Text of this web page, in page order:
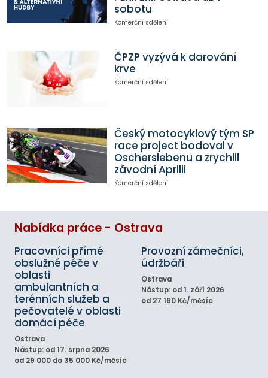
sobotu
Komerční sdělení
ČPZP vyzývá k darování
krve
Komerční sdělení
Český motocyklový tým SP
race project bodoval v
Oscherslebenu a zrychlil
závodní Aprilii
Komerční sdělení
Nabídka práce - Ostrava
Pracovníci přímé
obslužné péče v
oblasti
ambulantních a
terénních služeb a
pečovatelé v oblasti
domácí péče
Ostrava
Nástup: od 17. srpna 2026
od 29 000 do 35 000 Kč/měsíc
Provozní zámečníci,
údržbáři
Ostrava
Nástup: od 1. září 2026
od 27 160 Kč/měsíc